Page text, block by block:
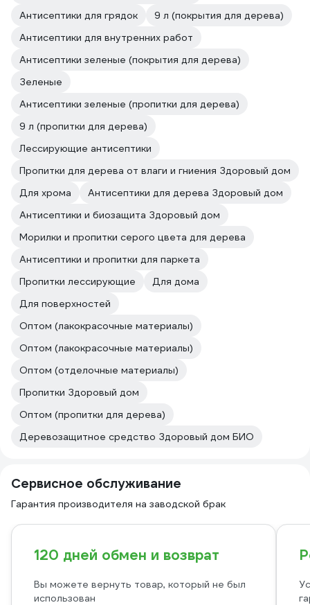
Антисептики для грядок
9 л (покрытия для дерева)
Антисептики для внутренних работ
Антисептики зеленые (покрытия для дерева)
Зеленые
Антисептики зеленые (пропитки для дерева)
9 л (пропитки для дерева)
Лессирующие антисептики
Пропитки для дерева от влаги и гниения Здоровый дом
Для хрома
Антисептики для дерева Здоровый дом
Антисептики и биозащита Здоровый дом
Морилки и пропитки серого цвета для дерева
Антисептики и пропитки для паркета
Пропитки лессирующие
Для дома
Для поверхностей
Оптом (лакокрасочные материалы)
Оптом (лакокрасочные материалы)
Оптом (отделочные материалы)
Пропитки Здоровый дом
Оптом (пропитки для дерева)
Деревозащитное средство Здоровый дом БИО
Сервисное обслуживание
Гарантия производителя на заводской брак
120 дней обмен и возврат
Вы можете вернуть товар, который не был
использован